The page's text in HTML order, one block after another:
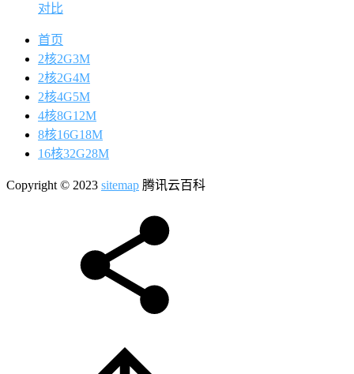
对比
首页
2核2G3M
2核2G4M
2核4G5M
4核8G12M
8核16G18M
16核32G28M
Copyright © 2023 sitemap 腾讯云百科